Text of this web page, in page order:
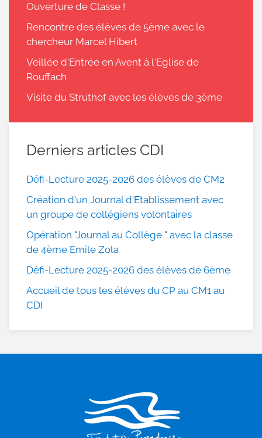
Ouverture de Classe !
Rencontre des élèves de 5ème avec le
chercheur Marcel Hibert
Veillée d'Entrée en Avent à l'Eglise de
Rouffach
Visite du Struthof avec les élèves de 3ème
Derniers articles CDI
Défi-Lecture 2025-2026 des élèves de CM2
Création d'un Journal d'Etablissement avec
un groupe de collégiens volontaires
Opération "Journal au Collège " avec la classe
de 4ème Emile Zola
Défi-Lecture 2025-2026 des élèves de 6ème
Accueil de tous les élèves du CP au CM1 au
CDI